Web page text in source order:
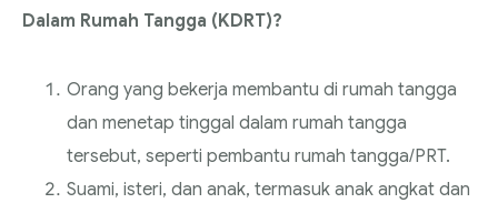
Dalam Rumah Tangga (KDRT)?
Orang yang bekerja membantu di rumah tangga
dan menetap tinggal dalam rumah tangga
tersebut, seperti pembantu rumah tangga/PRT.
Suami, isteri, dan anak, termasuk anak angkat dan